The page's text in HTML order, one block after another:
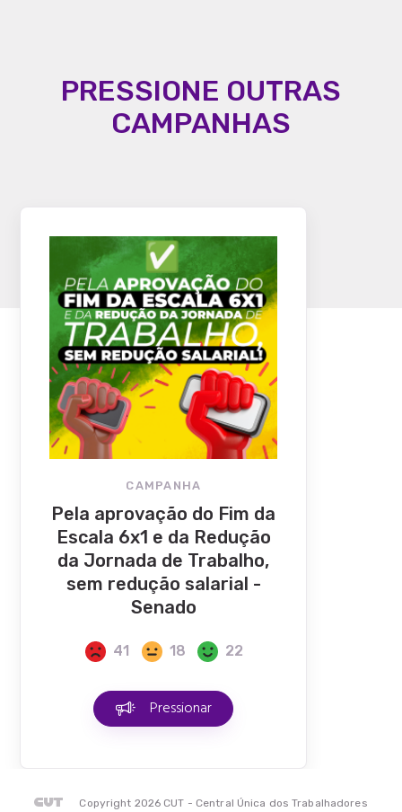
PRESSIONE OUTRAS
CAMPANHAS
CAMPANHA
Pela aprovação do Fim da
Escala 6x1 e da Redução
da Jornada de Trabalho,
sem redução salarial -
Senado
41 18 22
Pressionar
Copyright 2026 CUT - Central Única dos Trabalhadores